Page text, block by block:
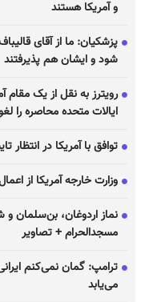
و آمریکا هستند
پزشکیان: ما از آقای
شود و ایشان هم پذیرفتند
رویترز به نقل از یک
ایالات متحده محاصره را
توافق با آمریکا در انتظار
وزارت خارجه آمریکا از
نماز اردوغان، بن‌سلمان
مسجدالحرام + تصاویر
ترامپ: گمان نمی‌کنم
می‌یابد